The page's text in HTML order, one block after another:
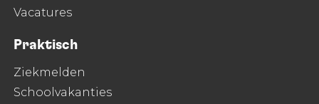
Vacatures
Praktisch
Ziekmelden
Schoolvakanties